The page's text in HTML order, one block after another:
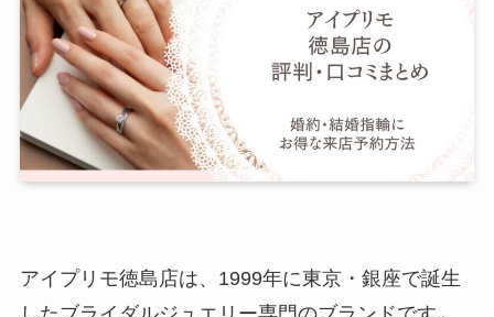
アイプリモ徳島店は、1999年に東京・銀座で誕生